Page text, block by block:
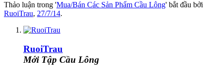
Thảo luận trong 'Mua/Bán Các Sản Phẩm Cầu Lông' bắt đầu bởi
RuoiTrau, 27/7/14.
RuoiTrau
Mới Tập Cầu Lông